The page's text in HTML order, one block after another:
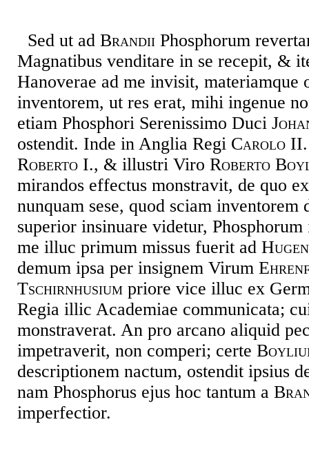
Sed ut ad BrandiiPhosphorum
Magnatibus venditare in se recepit, &
Hanoverae ad me invisit, materiamque
inventorem, ut res erat, mihi ingenue
etiam Phosphori Serenissimo Duci
ostendit. Inde in Anglia Regi Carolo II.
Roberto I., & illustri Viro Roberto
mirandos effectus monstravit, de quo
nunquam sese, quod sciam
superior insinuare videtur,
me illuc primum missus fuerit ad
demum ipsa per insignem Virum
Tschirnhusium priore vice illuc ex
Regia illic Academiae communicata;
monstraverat. An pro arcano aliquid
impetraverit, non comperi; certe
descriptionem nactum, ostendit ipsius
nam Phosphorus ejus hoc tantum a
imperfectior.